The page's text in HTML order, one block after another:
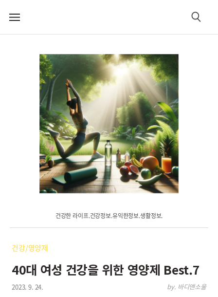
메
검
건강한 라이프.건강정보.유익한정보.생활정보.
건강/영양제
40대 여성 건강을 위한 영양제 Best.7
2023. 9. 24. by. 바디앤소울